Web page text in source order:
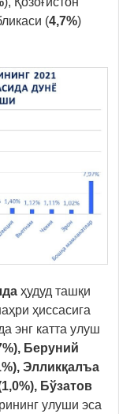
(4,7%)
ҳудуд ташқи
ҳиссасига
энг катта улуш
Беруний
Элликқалъа
Бўзатов
улуши эса